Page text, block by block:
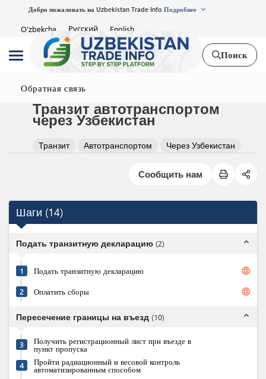
Добро пожаловать на Uzbekistan Trade Info Подробнее
O'zbekcha Русский English
Поиск
Обратная связь
Транзит автотранспортом
через Узбекистан
Транзит Автотранспортом Через Узбекистан
Сообщить нам
Шаги (14)
Подать транзитную декларацию (2) expand_less
1 Подать транзитную декларацию language
2 Оплатить сборы language
Пересечение границы на въезд (10) expand_less
3 Получить регистрационный лист при въезде в
пункт пропуска
4
Пройти радиационный и весовой контроль
автоматизированным способом